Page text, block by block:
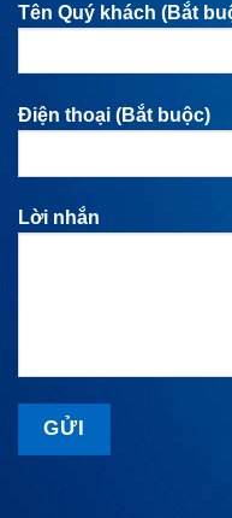
Tên Quý khách (Bắt
Điện thoại (Bắt buộc)
Lời nhắn